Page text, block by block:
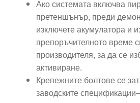
Ако системата включва
претеншънър, преди
изключете акумулатора и
препоръчителното време
производителя, за да се
активиране.
Крепежните болтове се
заводските